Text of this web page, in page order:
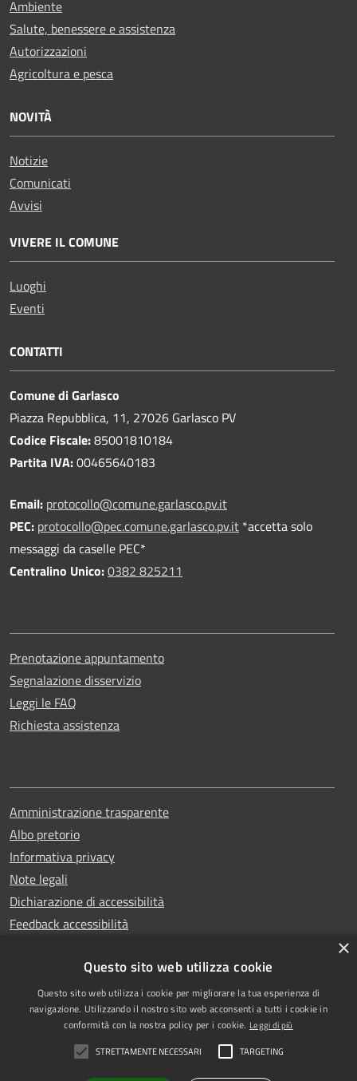
Ambiente
Salute, benessere e assistenza
Autorizzazioni
Agricoltura e pesca
NOVITÀ
Notizie
Comunicati
Avvisi
VIVERE IL COMUNE
Luoghi
Eventi
CONTATTI
Comune di Garlasco
Piazza Repubblica, 11, 27026 Garlasco PV
Codice Fiscale:85001810184
Partita IVA:00465640183
Email: protocollo@comune.garlasco.pv.it
PEC: protocollo@pec.comune.garlasco.pv.it *accetta solo
messaggi da caselle PEC*
Centralino Unico:0382 825211
Prenotazione appuntamento
Segnalazione disservizio
Leggi le FAQ
Richiesta assistenza
Amministrazione trasparente
Albo pretorio
Informativa privacy
Note legali
Dichiarazione di accessibilità
Feedback accessibilità
RSS
Accessibilità
Copyright © 2025
Comune di Garlasco
×
Questo sito web utilizza cookie
Questo sito web utilizza i cookie per migliorare la tua esperienza di
navigazione. Utilizzando il nostro sito web acconsenti a tutti i cookie in
conformità con la nostra policy per i cookie. Leggi di più
STRETTAMENTE NECESSARI TARGETING